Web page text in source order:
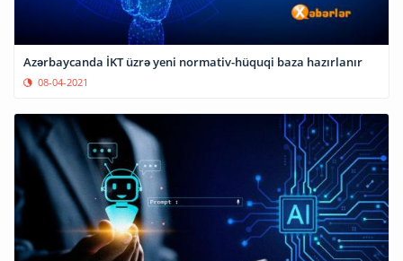
Azərbaycanda İKT üzrə yeni normativ-hüquqi baza hazırlanır
08-04-2021